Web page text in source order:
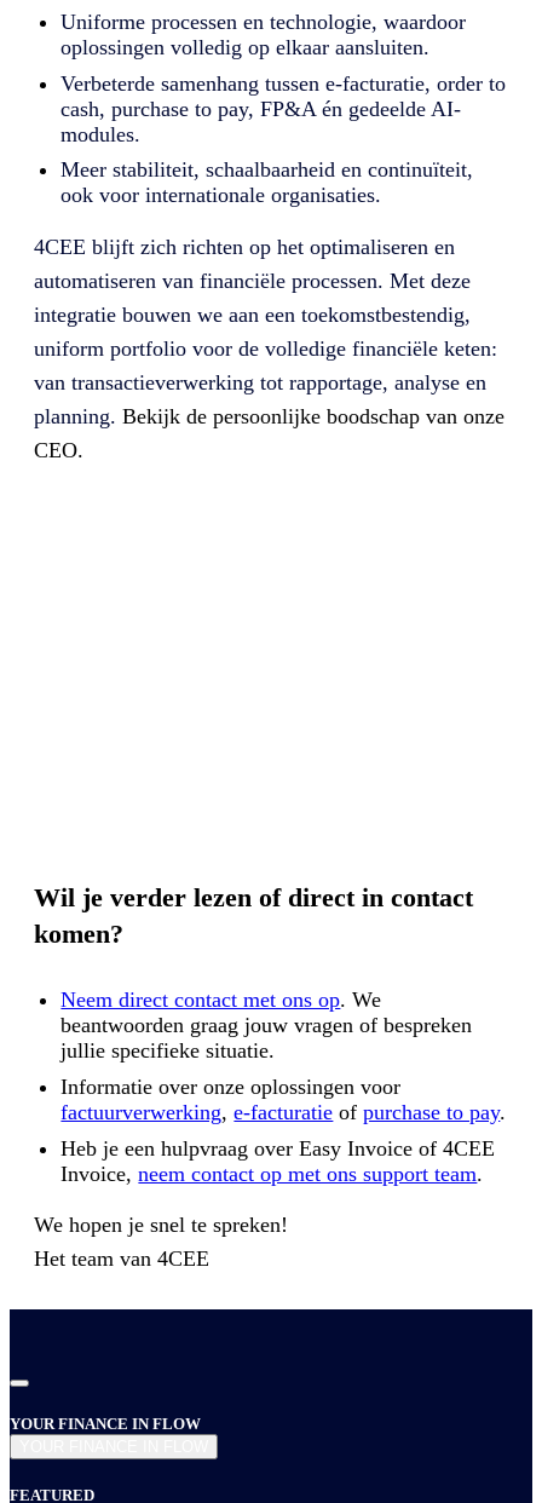
Uniforme processen en technologie, waardoor
oplossingen volledig op elkaar aansluiten.
Verbeterde samenhang tussen e-facturatie, order to
cash, purchase to pay, FP&A én gedeelde AI-
modules.
Meer stabiliteit, schaalbaarheid en continuïteit,
ook voor internationale organisaties.
4CEE blijft zich richten op het optimaliseren en
automatiseren van financiële processen. Met deze
integratie bouwen we aan een toekomstbestendig,
uniform portfolio voor de volledige financiële keten:
van transactieverwerking tot rapportage, analyse en
planning. Bekijk de persoonlijke boodschap van onze
CEO.
Wil je verder lezen of direct in contact
komen?
Neem direct contact met ons op. We
beantwoorden graag jouw vragen of bespreken
jullie specifieke situatie.
Informatie over onze oplossingen voor
factuurverwerking,e-facturatie ofpurchase to pay.
Heb je een hulpvraag over Easy Invoice of 4CEE
Invoice,neem contact op met ons support team.
We hopen je snel te spreken!
Het team van 4CEE
YOUR FINANCE IN FLOW
FEATURED